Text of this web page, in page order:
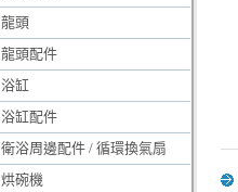
龍頭
龍頭配件
浴缸
浴缸配件
衛浴周邊配件 / 循環換氣扇
烘碗機